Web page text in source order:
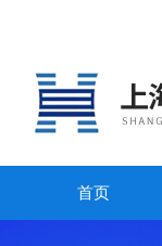
首页